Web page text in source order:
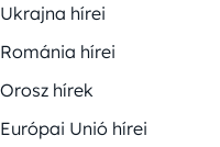
Ukrajna hírei
Románia hírei
Orosz hírek
Európai Unió hírei